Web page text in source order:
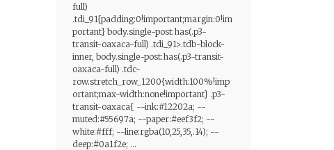
full)
.tdi_91{padding:0!important;margin:0!im
portant} body.single-post:has(.p3-
transit-oaxaca-full) .tdi_91>.tdb-block-
inner, body.single-post:has(.p3-transit-
oaxaca-full) .tdc-
row.stretch_row_1200{width:100%!imp
ortant;max-width:none!important} .p3-
transit-oaxaca{ --ink:#12202a; --
muted:#55697a; --paper:#eef3f2; --
white:#fff; --line:rgba(10,25,35,.14); --
deep:#0a1f2e; ...